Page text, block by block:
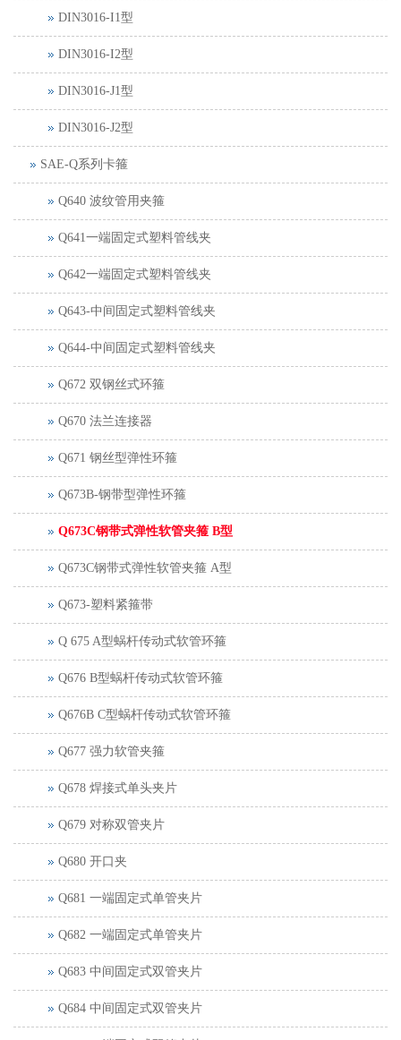
DIN3016-I1型
DIN3016-I2型
DIN3016-J1型
DIN3016-J2型
SAE-Q系列卡箍
Q640 波纹管用夹箍
Q641一端固定式塑料管线夹
Q642一端固定式塑料管线夹
Q643-中间固定式塑料管线夹
Q644-中间固定式塑料管线夹
Q672 双钢丝式环箍
Q670 法兰连接器
Q671 钢丝型弹性环箍
Q673B-钢带型弹性环箍
Q673C钢带式弹性软管夹箍 B型
Q673C钢带式弹性软管夹箍 A型
Q673-塑料紧箍带
Q 675 A型蜗杆传动式软管环箍
Q676 B型蜗杆传动式软管环箍
Q676B C型蜗杆传动式软管环箍
Q677 强力软管夹箍
Q678 焊接式单头夹片
Q679 对称双管夹片
Q680 开口夹
Q681 一端固定式单管夹片
Q682 一端固定式单管夹片
Q683 中间固定式双管夹片
Q684 中间固定式双管夹片